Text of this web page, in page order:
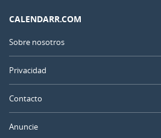
CALENDARR.COM
Sobre nosotros
Privacidad
Contacto
Anuncie